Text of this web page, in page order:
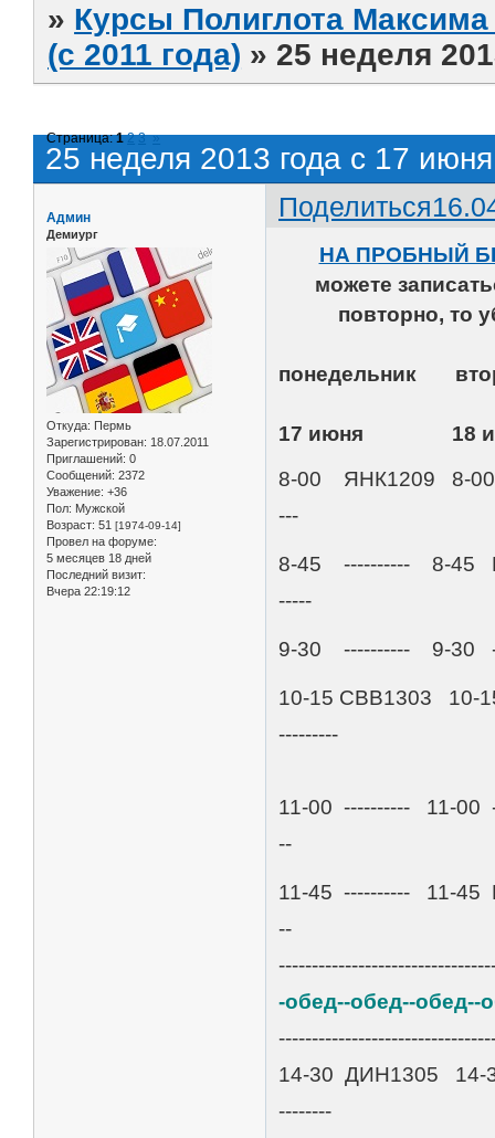
» Курсы Полиглота
(с 2011 года) » 25 неделя
25 неделя 2013 года с 17
Страница:1 2 3 »
Поделиться
Админ
Демиург
Откуда: Пермь
Зарегистрирован: 18.07.2011
Приглашений: 0
Сообщений: 2372
Уважение: +36
Пол: Мужской
Возраст: 51 [1974-09-14]
Провел на форуме:
5 месяцев 18 дней
Последний визит:
Вчера 22:19:12
НА ПРОБНЫЙ
можете
повторно, то
17 июня 18
8-00 ЯНК1209 8-
---
8-45 ---------- 8-45
-----
9-30 ---------- 9-30
10-15 СВВ1303 10-
---------
11-00 ---------- 11-
--
11-45 ---------- 11-
--
-обед--обед--обед--
14-30 ДИН1305 14-
--------